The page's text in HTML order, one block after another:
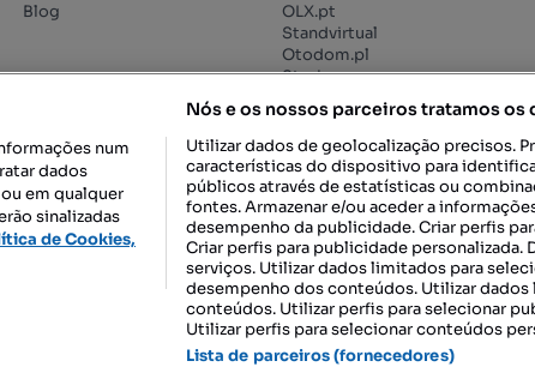
Blog
OLX.pt
Standvirtual
Otodom.pl
Storia.ro
DESCARREGAR NA:
TERMOS DE UTILIZAÇÃO POLÍTICA DE PRIVACIDADE
num
dados
em qualquer
sinalizadas
de Cookies,
Nós e os nossos parceiros tratamos os
Utilizar dados de geolocalização precisos.
características do dispositivo para
públicos através de estatísticas ou
fontes. Armazenar e/ou aceder a
desempenho da publicidade. Criar perfis
Criar perfis para publicidade personalizada.
serviços. Utilizar dados limitados para
desempenho dos conteúdos. Utilizar
conteúdos. Utilizar perfis para selecionar
Utilizar perfis para selecionar conteúdos
Lista de parceiros (fornecedores)